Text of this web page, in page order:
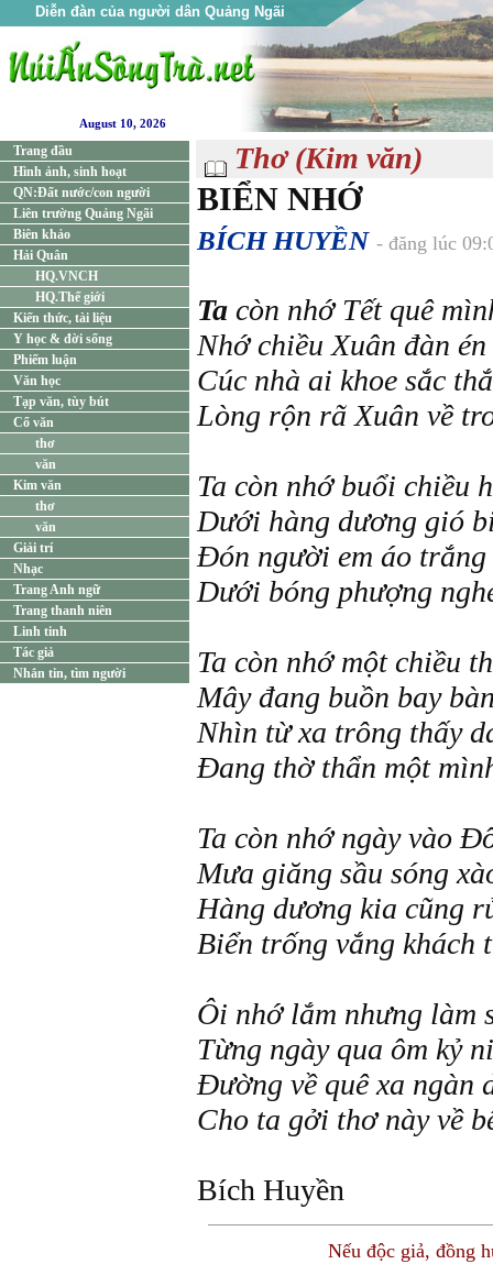
Diễn đàn của người dân Quảng Ngãi
August 10, 2026
Trang đầu
Hình ảnh, sinh hoạt
QN:Đất nước/con người
Liên trường Quảng Ngãi
Biên khảo
Hải Quân
HQ.VNCH
HQ.Thế giới
Kiến thức, tài liệu
Y học & đời sống
Phiếm luận
Văn học
Tạp văn, tùy bút
Cổ văn
thơ
văn
Kim văn
thơ
văn
Giải trí
Nhạc
Trang Anh ngữ
Trang thanh niên
Linh tinh
Tác giả
Nhắn tin, tìm người
Thơ (Kim văn)
BIỂN NHỚ
BÍCH HUYỀN - đăng lúc
Ta còn nhớ Tết quê
Nhớ chiều Xuân đàn
Cúc nhà ai khoe sắc
Lòng rộn rã Xuân về
Ta còn nhớ buổi chiều
Dưới hàng dương gió
Đón người em áo
Dưới bóng phượng
Ta còn nhớ một chiều
Mây đang buồn bay
Nhìn từ xa trông thấy
Đang thờ thẩn một
Ta còn nhớ ngày vào
Mưa giăng sầu sóng
Hàng dương kia cũng
Biển trống vắng khách
Ôi nhớ lắm nhưng làm
Từng ngày qua ôm kỷ
Đường về quê xa ngàn
Cho ta gởi thơ này về
Bích Huyền
Nếu độc giả, đồng